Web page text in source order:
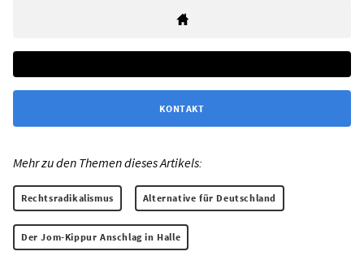
KONTAKT
Mehr zu den Themen dieses Artikels:
Rechtsradikalismus Alternative für Deutschland
Der Jom-Kippur Anschlag in Halle